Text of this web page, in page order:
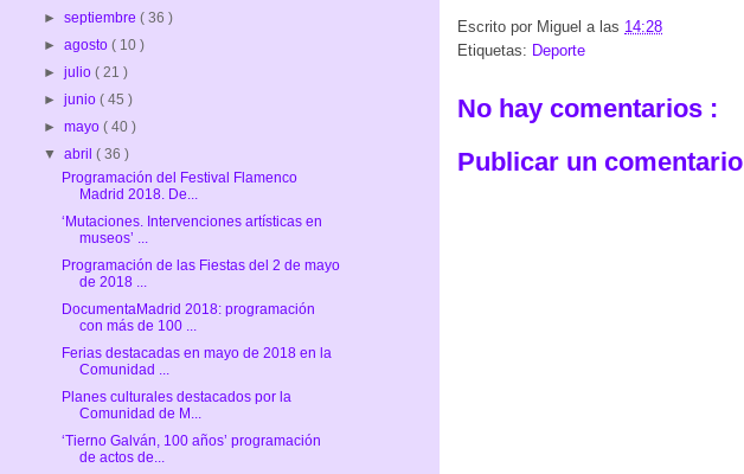
Escrito por Miguel a las 14:28
Etiquetas: Deporte
No hay comentarios :
Publicar un comentario
►septiembre( 36 )
►agosto( 10 )
►julio( 21 )
►junio( 45 )
►mayo( 40 )
▼abril( 36 )
Programación del Festival Flamenco
Madrid 2018. De...
‘Mutaciones. Intervenciones artísticas en
museos’ ...
Programación de las Fiestas del 2 de mayo
de 2018 ...
DocumentaMadrid 2018: programación
con más de 100 ...
Ferias destacadas en mayo de 2018 en la
Comunidad ...
Planes culturales destacados por la
Comunidad de M...
‘Tierno Galván, 100 años’ programación
de actos de...